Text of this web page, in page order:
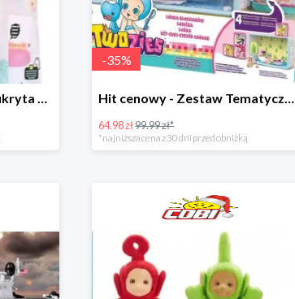
I dig Monsters - Figurka ukryta w lodach w super cenie
-35%
Hit cenowy - Zestaw Tematyczny Twozies
64.98 zł99.99 zł*
*najniższa cena z 30 dni przed obniżką